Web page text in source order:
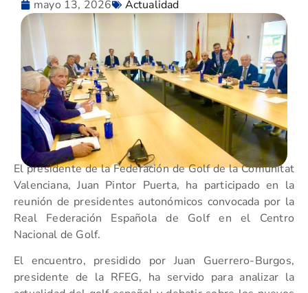
mayo 13, 2026 Actualidad
El presidente de la Federación de Golf de la Comunitat
Valenciana, Juan Pintor Puerta, ha participado en la
reunión de presidentes autonómicos convocada por la
Real Federación Española de Golf en el Centro
Nacional de Golf.
El encuentro, presidido por Juan Guerrero-Burgos,
presidente de la RFEG, ha servido para analizar la